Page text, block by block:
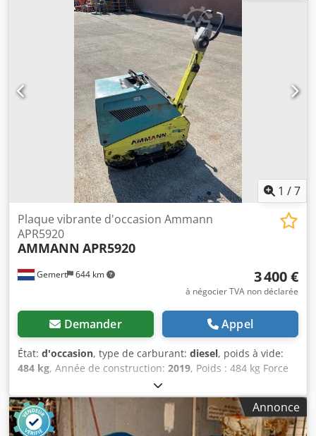
1 /7
Gemert 644 km
Plaque vibrante d'occasion Ammann
APR5920
AMMANN APR5920
3 400 €
à négocier TVA non déclarée
Demander Appel
État: d'occasion, type de carburant: diesel, poids à vide:
484 kg, Année de construction: 2019, Poids : 484 kg Force
de frappe : 59 kn Diesel, 1 cylindre Hatz (1b40)\ Marche
avant/arrière. Dsdpfx Ahoxw H Hcokskr Démarrage
électrique. Largeur de plaque : 60 cm Prix à l'unité : €
3.400,- HT Plusieurs en stock !
Annonce